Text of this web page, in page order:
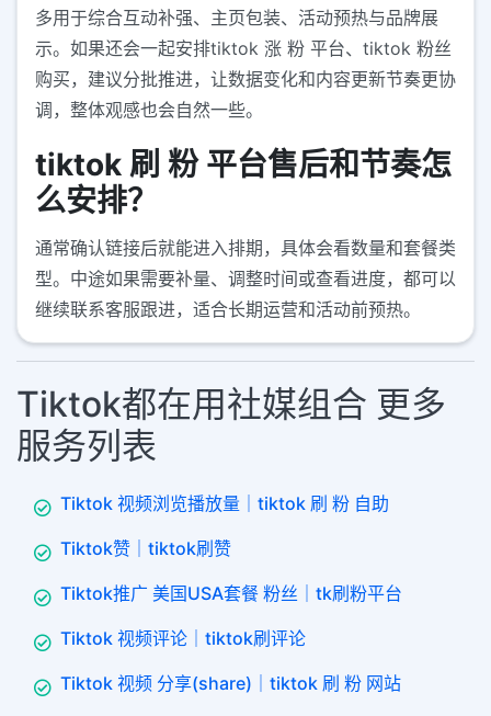
多用于综合互动补强、主页包装、活动预热与品牌展
示。如果还会一起安排tiktok 涨 粉 平台、tiktok 粉丝
购买，建议分批推进，让数据变化和内容更新节奏更协
调，整体观感也会自然一些。
tiktok 刷 粉 平台售后和节奏怎
么安排？
通常确认链接后就能进入排期，具体会看数量和套餐类
型。中途如果需要补量、调整时间或查看进度，都可以
继续联系客服跟进，适合长期运营和活动前预热。
Tiktok都在用社媒组合 更多
服务列表
Tiktok 视频浏览播放量｜tiktok 刷 粉 自助
Tiktok赞｜tiktok刷赞
Tiktok推广 美国USA套餐 粉丝｜tk刷粉平台
Tiktok 视频评论｜tiktok刷评论
Tiktok 视频 分享(share)｜tiktok 刷 粉 网站